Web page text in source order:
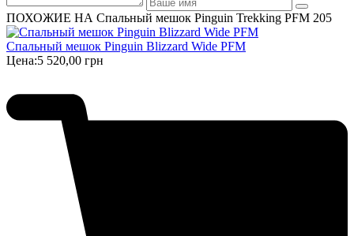
ПОХОЖИЕ НА Спальный мешок Pinguin Trekking PFM 205
Спальный мешок Pinguin Blizzard Wide PFM
Цена:5 520,00 грн